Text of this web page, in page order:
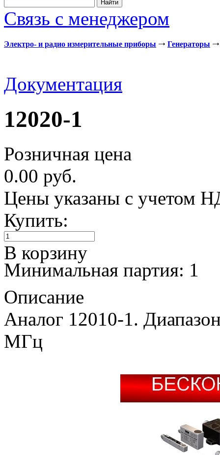
Связь с менеджером
Электро- и радио измерительные приборы Генераторы
Документация
12020-1
Розничная цена
0.00 руб.
Цены указаны с учетом
Купить:
В корзину
Минимальная партия: 1
Описание
Аналог 12010-1.
МГц